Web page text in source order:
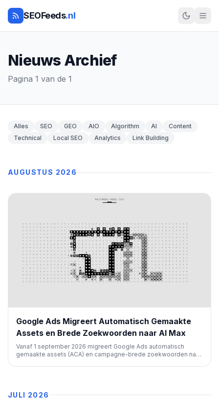
SEOFeeds.nl
Nieuws Archief
Pagina 1 van de 1
Alles SEO GEO AIO Algorithm AI
Content
Technical
Local SEO Analytics Link Building
AUGUSTUS 2026
Google Ads Migreert Automatisch Gemaakte
Assets en Brede Zoekwoorden naar AI Max
Vanaf 1 september 2026 migreert Google Ads automatisch
gemaakte assets (ACA) en campagne-brede zoekwoorden naar
JULI 2026